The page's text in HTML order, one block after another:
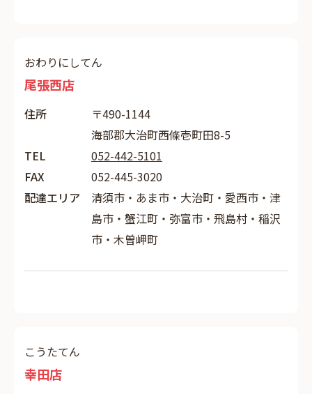
おわりにしてん
尾張西店
住所
〒490-1144
海部郡大治町西條壱町田8-5
TEL
052-442-5101
FAX
052-445-3020
配達エリア
清須市・あま市・大治町・愛西市・津
島市・蟹江町・弥富市・飛島村・稲沢
市・木曽岬町
こうたてん
幸田店